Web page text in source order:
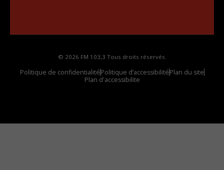
© 2026 FM 103,3 Tous droits réservés.
Politique de confidentialitéPolitique d’accessibilitéPlan du site
Plan d'accessibilite